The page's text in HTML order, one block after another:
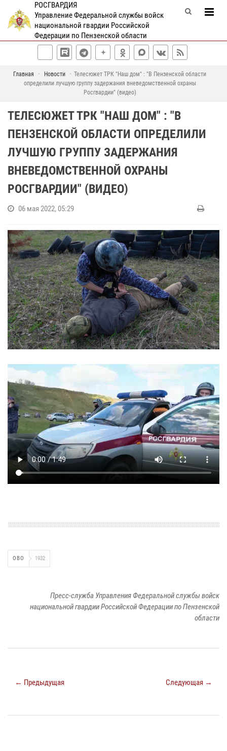
РОСГВАРДИЯ
Управление Федеральной службы войск
национальной гвардии Российской
Федерации по Пензенской области
Главная Новости
Телесюжет ТРК "Наш дом" : "В Пензенской области
определили лучшую группу задержания вневедомственной охраны
Росгвардии" (видео)
ТЕЛЕСЮЖЕТ ТРК "НАШ ДОМ" : "В
ПЕНЗЕНСКОЙ ОБЛАСТИ ОПРЕДЕЛИЛИ
ЛУЧШУЮ ГРУППУ ЗАДЕРЖАНИЯ
ВНЕВЕДОМСТВЕННОЙ ОХРАНЫ
РОСГВАРДИИ" (ВИДЕО)
06 мая 2022, 05:29
ОВО 1932
Пресс-служба Управления Федеральной службы войск
национальной гвардии Российской Федерации по Пензенской
области
← Предыдущая Следующая →